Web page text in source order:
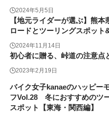
2024年5月5日
【地元ライダーが選ぶ】熊本
ロードとツーリングスポット
2024年11月14日
初心者に贈る、峠道の注意点
2023年2月19日
バイク女子kanaeのハッピー
フVol.28 冬におすすめのツ
スポット【東海・関西編】